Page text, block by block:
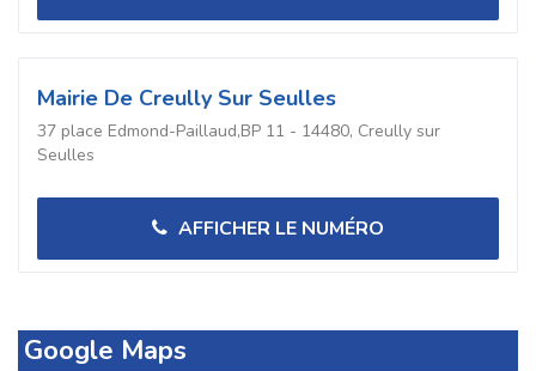
Mairie De Creully Sur Seulles
37 place Edmond-Paillaud,BP 11 - 14480, Creully sur
Seulles
AFFICHER LE NUMÉRO
Google Maps